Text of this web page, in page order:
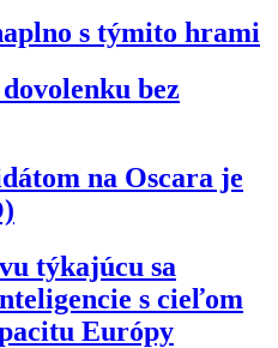
s týmito hrami
bez
na Oscara je
týkajúcu sa
s cieľom
Európy